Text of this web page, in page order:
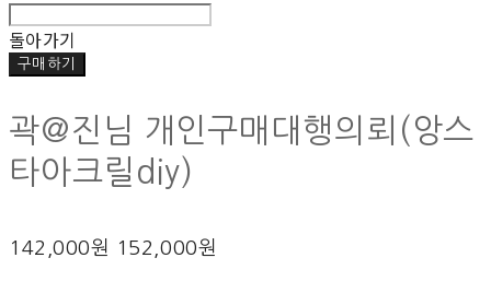
돌아가기
구매하기
곽@진님 개인구매대행의뢰(앙스
타아크릴diy)
142,000원 152,000원